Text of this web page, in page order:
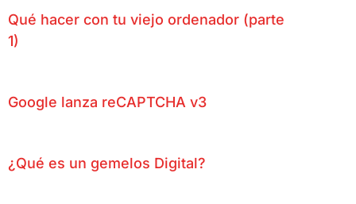
Qué hacer con tu viejo ordenador (parte
1)
Google lanza reCAPTCHA v3
¿Qué es un gemelos Digital?